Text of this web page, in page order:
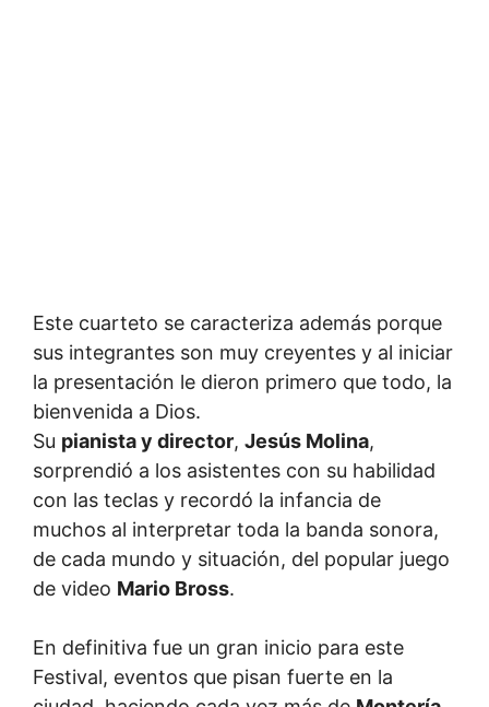
Este cuarteto se caracteriza además porque
sus integrantes son muy creyentes y al iniciar
la presentación le dieron primero que todo, la
bienvenida a Dios.
Su pianista y director, Jesús Molina,
sorprendió a los asistentes con su habilidad
con las teclas y recordó la infancia de
muchos al interpretar toda la banda sonora,
de cada mundo y situación, del popular juego
de video Mario Bross.
En definitiva fue un gran inicio para este
Festival, eventos que pisan fuerte en la